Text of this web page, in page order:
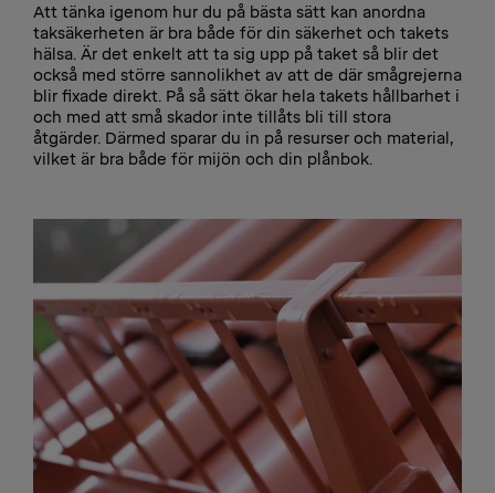
Att tänka igenom hur du på bästa sätt kan anordna
taksäkerheten är bra både för din säkerhet och takets
hälsa. Är det enkelt att ta sig upp på taket så blir det
också med större sannolikhet av att de där smågrejerna
blir fixade direkt. På så sätt ökar hela takets hållbarhet i
och med att små skador inte tillåts bli till stora
åtgärder. Därmed sparar du in på resurser och material,
vilket är bra både för mijön och din plånbok.